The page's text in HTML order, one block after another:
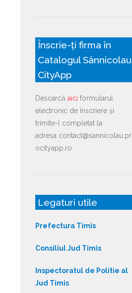
Înscrie-ți firma în
Catalogul Sânnicolau
CityApp
Descarcă aici formularul
electronic de înscriere și
trimite-l completat la
adresa contact@sannicolau.pr
ocityapp.ro
Legaturi utile
Prefectura Timis
Consiliul Jud Timis
Inspectoratul de Politie al
Jud Timis